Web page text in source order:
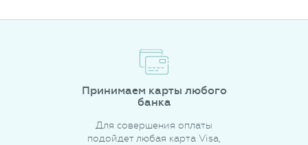
Принимаем карты любого
банка
Для совершения оплаты
подойдет любая карта Visa,